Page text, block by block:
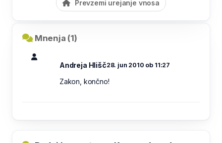
Prevzemi urejanje vnosa
Mnenja (1)
Andreja Hlišč28. jun 2010 ob 11:27
Zakon, končno!